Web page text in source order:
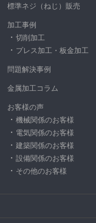
標準ネジ（ねじ）販売
加工事例
・ 切削加工
・ プレス加工・ 板金加工
問題解決事例
金属加工コラム
お客様の声
・ 機械関係のお客様
・ 電気関係のお客様
・ 建築関係のお客様
・ 設備関係のお客様
・ その他のお客様